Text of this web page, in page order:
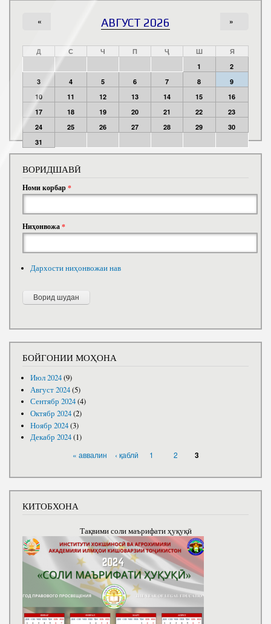
АВГУСТ 2026
« »
Д С Ч П Ҷ Ш
Я
1
2
3
4 5 6 7 8
9
10
11 12 13 14 15
16
17
18 19 20 21 22
23
24
25 26 27 28 29
30
31
ВОРИДШАВӢ
Номи корбар*
Ниҳонвожа*
Дархости ниҳонвожаи нав
БОЙГОНИИ МОҲОНА
Июл 2024(9)
Август 2024(5)
Сентябр 2024(4)
Октябр 2024(2)
Ноябр 2024(3)
Декабр 2024(1)
« аввалин ‹ қаблӣ 1 2 3
КИТОБХОНА
Тақвими соли маърифати ҳуқуқӣ